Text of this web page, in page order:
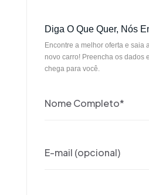
Diga O Que Quer, Nós
Encontre a melhor oferta e saia
novo carro! Preencha os dados
chega para você.